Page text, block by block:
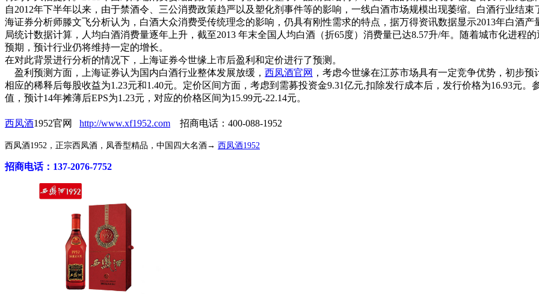
自2012年下半年以来，由于禁酒令、三公消费政策趋严以及塑化剂事件等的影响，一线白酒市场规模出现萎缩。白酒行业结
海证券分析师滕文飞分析认为，白酒大众消费受传统理念的影响，仍具有刚性需求的特点，据万得资讯数据显示2013年白酒产
局统计数据计算，人均白酒消费量逐年上升，截至2013 年末全国人均白酒（折65度）消费量已达8.57升/年。随着城市化进程
预期，预计行业仍将维持一定的增长。
在对此背景进行分析的情况下，上海证券今世缘上市后盈利和定价进行了预测。
盈利预测方面，上海证券认为国内白酒行业整体发展放缓， 西凤酒官网 ，考虑今世缘在江苏市场具有一定竞争优势，初步
相应的稀释后每股收益为1.23元和1.40元。 定价区间方面，考虑到需募投资金9.31亿元,扣除发行成本后，发行价格为16.93元
值，预计14年摊薄后EPS为1.23元，对应的价格区间为15.99元-22.14元。
西凤酒1952官网 http://www.xf1952.com 招商电话：400-088-1952
西凤酒1952，正宗西凤酒，凤香型精品，中国四大名酒→ 西凤酒1952
招商电话：137-2076-7752